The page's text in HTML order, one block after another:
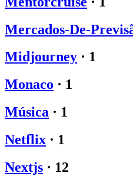
Mercados-De-
Midjourney · 1
Monaco · 1
Música · 1
Netflix · 1
Nextjs · 12